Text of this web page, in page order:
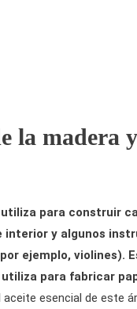
la madera
utiliza para construir
interior y algunos
ejemplo, violines).
para fabricar
aceite esencial de este